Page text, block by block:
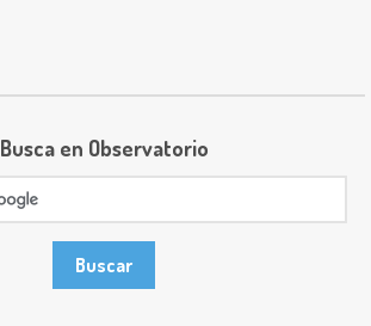
Busca en Observatorio